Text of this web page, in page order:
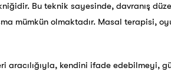
Bu teknik sayesinde, davranış
mümkün olmaktadır. Masal terapisi,
kendini ifade edebilmeyi,